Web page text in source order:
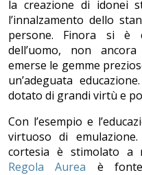
la creazione di idonei
l’innalzamento dello
persone. Finora si è
dell’uomo, non
emerse le gemme
un’adeguata
dotato di grandi virtù e
Con l’esempio e
virtuoso di
cortesia è stimolato a
Regola Aurea è fonte